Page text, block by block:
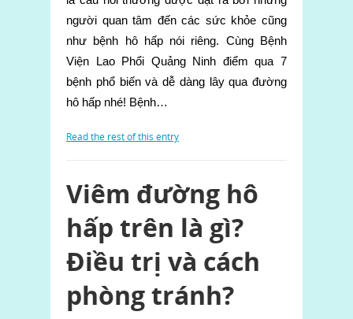
người quan tâm đến các sức khỏe cũng
như bệnh hô hấp nói riêng. Cùng Bệnh
Viện Lao Phổi Quảng Ninh điểm qua 7
bệnh phổ biến và dễ dàng lây qua đường
hô hấp nhé! Bệnh…
Read the rest of this entry
Viêm đường hô
hấp trên là gì?
Điều trị và cách
phòng tránh?